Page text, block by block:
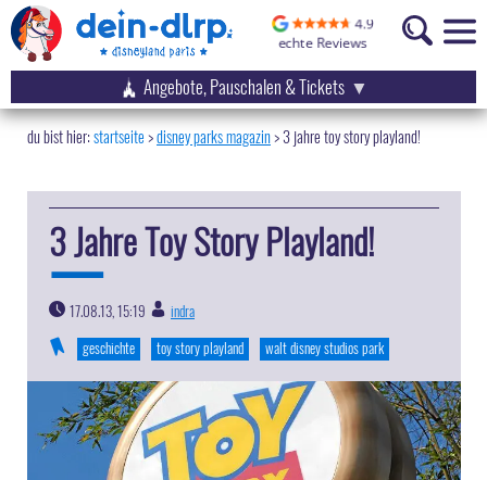
Angebote, Pauschalen & Tickets
startseite disney parks magazin>3 jahre toy story playland!
3 Jahre Toy Story Playland!
17.08.13, 15:19
indra
geschichte
toy story playland walt disney studios park